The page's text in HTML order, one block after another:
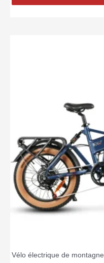
Vélo électrique de montagne